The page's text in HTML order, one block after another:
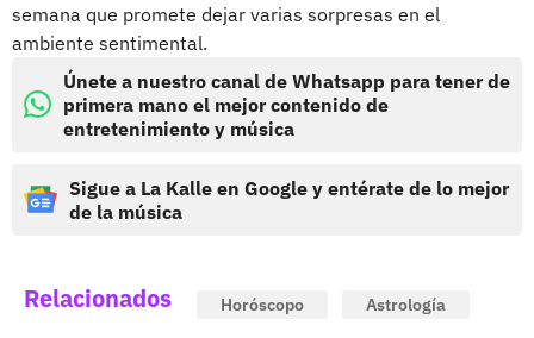
semana que promete dejar varias sorpresas en el
ambiente sentimental.
Únete a nuestro canal de Whatsapp para tener de
primera mano el mejor contenido de
entretenimiento y música
Sigue a La Kalle en Google y entérate de lo mejor
de la música
Relacionados Horóscopo Astrología